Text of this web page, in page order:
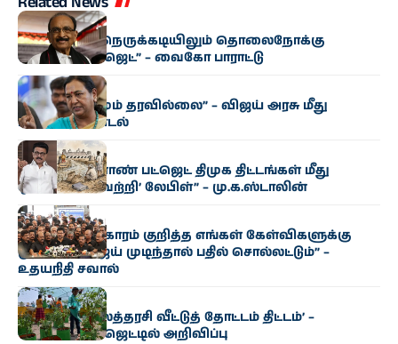
அரசியல்
“மிகுந்த நிதி நெருக்கடியிலும் தொலைநோக்கு
வேளாண் பட்ஜெட்” – வைகோ பாராட்டு
அரசியல்
“எந்த மாற்றமும் தரவில்லை” – விஜய் அரசு மீது
பிரேமலதா சாடல்
அரசியல்
“தமிழக வேளாண் பட்ஜெட் திமுக திட்டங்கள் மீது
ஒட்டப்பட்ட ‘வெற்றி’ லேபிள்” – மு.க.ஸ்டாலின்
அரசியல்
“காவிரி விவகாரம் குறித்த எங்கள் கேள்விகளுக்கு
முதல்வர் விஜய் முடிந்தால் பதில் சொல்லட்டும்” –
உதயநிதி சவால்
அரசியல்
‘வெற்றி இல்லத்தரசி வீட்டுத் தோட்டம் திட்டம்’ –
வேளாண் பட்ஜெட்டில் அறிவிப்பு